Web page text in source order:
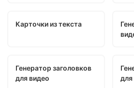
Карточки из текста
Генератор заголовков
для видео
для